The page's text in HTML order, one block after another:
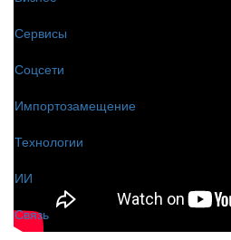
Сервисы
Соцсети
Импортозамещение
Технологии
ИИ
Связь